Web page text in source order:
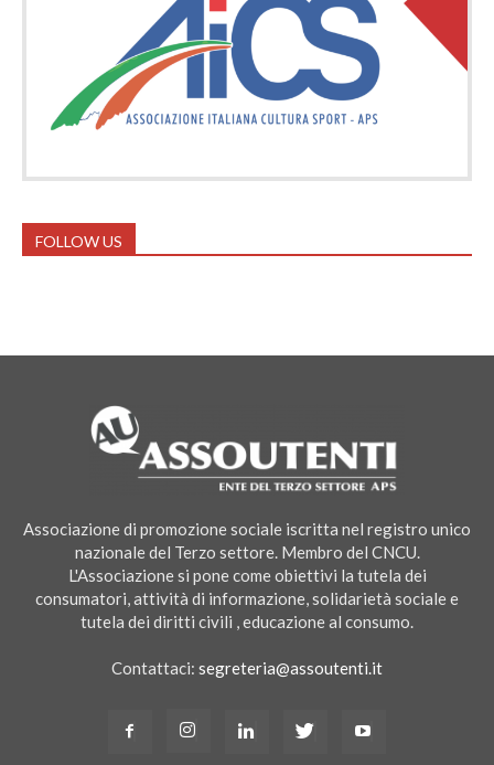
FOLLOW US
Associazione di promozione sociale iscritta nel registro unico
nazionale del Terzo settore. Membro del CNCU.
L'Associazione si pone come obiettivi la tutela dei
consumatori, attività di informazione, solidarietà sociale e
tutela dei diritti civili , educazione al consumo.
Contattaci: segreteria@assoutenti.it